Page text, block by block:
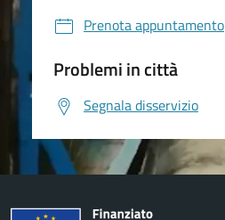
Prenota appuntamento
Problemi in città
Segnala disservizio